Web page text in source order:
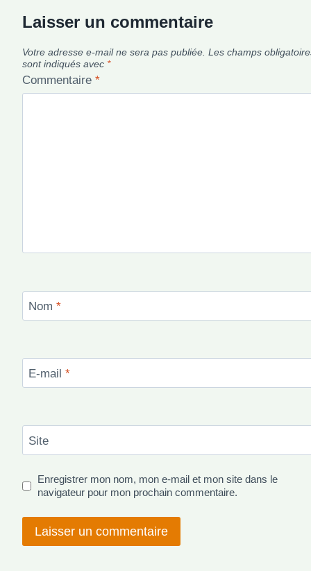
Laisser un commentaire
Votre adresse e-mail ne sera pas publiée. Les champs
sont indiqués avec *
Commentaire *
Nom *
E-mail *
Site
Enregistrer mon nom, mon e-mail et mon site dans le
navigateur pour mon prochain commentaire.